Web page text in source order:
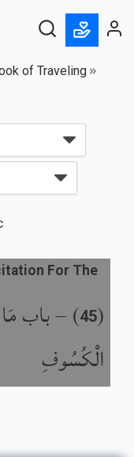
of Traveling
(
45
) –باب
الْكُسُوفِ
For The